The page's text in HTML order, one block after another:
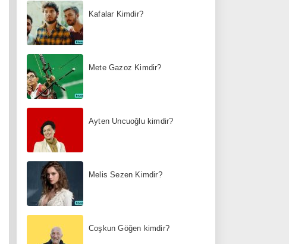
Kafalar Kimdir?
Mete Gazoz Kimdir?
Ayten Uncuoğlu kimdir?
Melis Sezen Kimdir?
Coşkun Göğen kimdir?